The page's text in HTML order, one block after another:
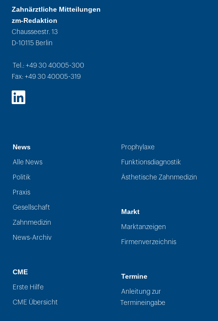
Zahnärztliche Mitteilungen
zm-Redaktion
Chausseestr. 13
D-10115 Berlin
Tel.: +49 30 40005-300
Fax: +49 30 40005-319
LinkedIn
News
Alle News
Politik
Praxis
Gesellschaft
Zahnmedizin
News-Archiv
CME
Erste Hilfe
CME Übersicht
Prophylaxe
Funktionsdiagnostik
Ästhetische Zahnmedizin
Markt
Marktanzeigen
Firmenverzeichnis
Termine
Anleitung zur
Termineingabe